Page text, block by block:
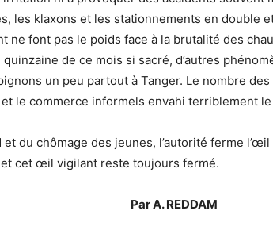
les klaxons et les stationnements en double
ne font pas le poids face à la brutalité des
de ce mois si sacré, d’autres
un peu partout à Tanger. Le nombre
le commerce informels envahi terriblement
et du chômage des jeunes, l’autorité ferme
cet œil vigilant reste toujours fermé.
Par A. REDDAM